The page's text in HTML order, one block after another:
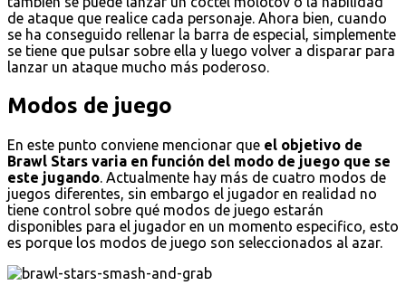
de ataque que realice cada personaje. Ahora bien, cuando
se ha conseguido rellenar la barra de especial, simplemente
se tiene que pulsar sobre ella y luego volver a disparar para
lanzar un ataque mucho más poderoso.
Modos de juego
En este punto conviene mencionar que el objetivo de
Brawl Stars varia en función del modo de juego que se
este jugando. Actualmente hay más de cuatro modos de
juegos diferentes, sin embargo el jugador en realidad no
tiene control sobre qué modos de juego estarán
disponibles para el jugador en un momento especifico, esto
es porque los modos de juego son seleccionados al azar.